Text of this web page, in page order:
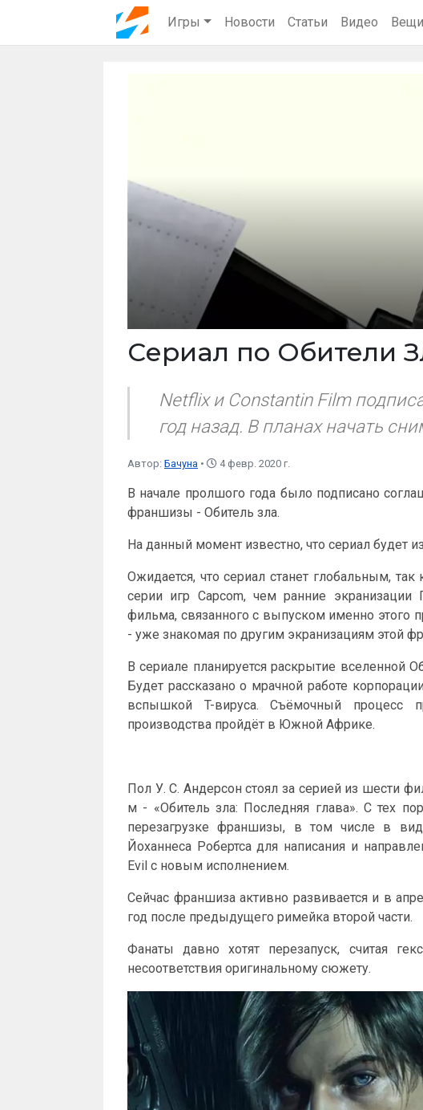
Игры Новости Статьи Видео Вещи
Cериал по Обители
Netflix и Constantin Film
год назад. В планах начать
Автор: Бачуна 4 февр. 2020 г.
В начале пролшого года было подписано
франшизы - Обитель зла.
На данный момент известно, что сериал будет
Ожидается, что сериал станет глобальным,
серии игр Capcom, чем ранние экранизации
фильма, связанного с выпуском именно этого
- уже знакомая по другим экранизациям этой
В сериале планируется раскрытие вселенной
Будет рассказано о мрачной работе
вспышкой T-вируса. Съёмочный процесс
производства пройдёт в Южной Африке.
Пол У. С. Андерсон стоял за серией из шести
м - «Обитель зла: Последняя глава». С тех
перезагрузке франшизы, в том числе в
Йоханнеса Робертса для написания и
Evil с новым исполнением.
Сейчас франшиза активно развивается и в
год после предыдущего римейка второй части.
Фанаты давно хотят перезапуск, считая
несоответствия оригинальному сюжету.